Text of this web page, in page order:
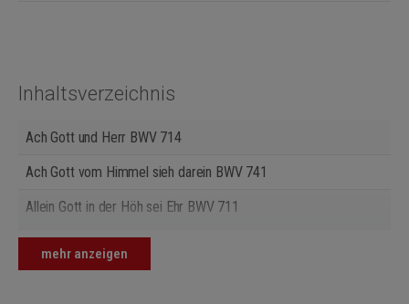
Inhaltsverzeichnis
Ach Gott und Herr BWV 714
Ach Gott vom Himmel sieh darein BWV 741
Allein Gott in der Höh sei Ehr BWV 711
Allein Gott in der Höh sei Ehr BWV 715
Allein Gott in der Höh sei Ehr BWV 716
mehr anzeigen